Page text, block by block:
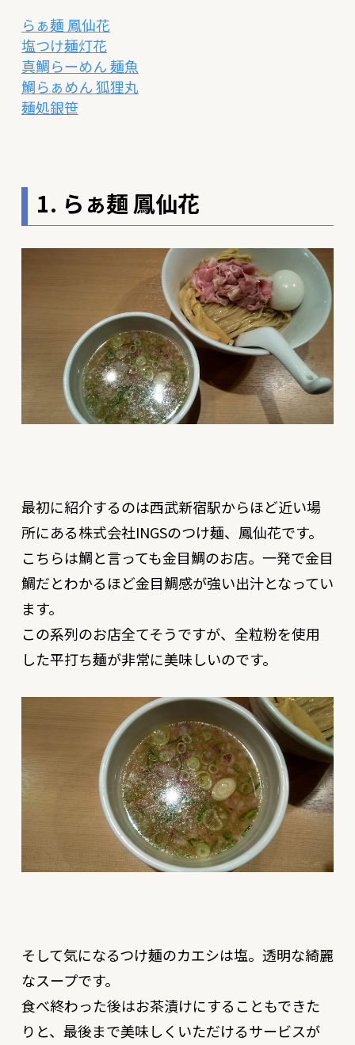
らぁ麺 鳳仙花
塩つけ麺灯花
真鯛らーめん 麺魚
鯛らぁめん 狐狸丸
麺処銀笹
1. らぁ麺 鳳仙花
最初に紹介するのは西武新宿駅からほど近い場
所にある株式会社INGSのつけ麺、鳳仙花です。
こちらは鯛と言っても金目鯛のお店。一発で金目
鯛だとわかるほど金目鯛感が強い出汁となってい
ます。
この系列のお店全てそうですが、全粒粉を使用
した平打ち麺が非常に美味しいのです。
そして気になるつけ麺のカエシは塩。透明な綺麗
なスープです。
食べ終わった後はお茶漬けにすることもできた
りと、最後まで美味しくいただけるサービスが